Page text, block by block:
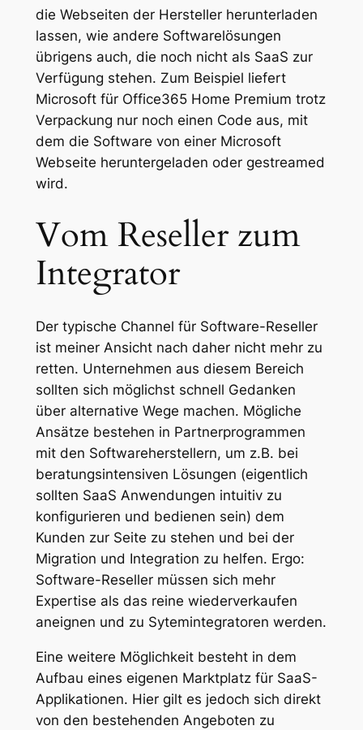
die Webseiten der Hersteller herunterladen
lassen, wie andere Softwarelösungen
übrigens auch, die noch nicht als SaaS zur
Verfügung stehen. Zum Beispiel liefert
Microsoft für Office365 Home Premium trotz
Verpackung nur noch einen Code aus, mit
dem die Software von einer Microsoft
Webseite heruntergeladen oder gestreamed
wird.
Vom Reseller zum
Integrator
Der typische Channel für Software-Reseller
ist meiner Ansicht nach daher nicht mehr zu
retten. Unternehmen aus diesem Bereich
sollten sich möglichst schnell Gedanken
über alternative Wege machen. Mögliche
Ansätze bestehen in Partnerprogrammen
mit den Softwareherstellern, um z.B. bei
beratungsintensiven Lösungen (eigentlich
sollten SaaS Anwendungen intuitiv zu
konfigurieren und bedienen sein) dem
Kunden zur Seite zu stehen und bei der
Migration und Integration zu helfen. Ergo:
Software-Reseller müssen sich mehr
Expertise als das reine wiederverkaufen
aneignen und zu Sytemintegratoren werden.
Eine weitere Möglichkeit besteht in dem
Aufbau eines eigenen Marktplatz für SaaS-
Applikationen. Hier gilt es jedoch sich direkt
von den bestehenden Angeboten zu